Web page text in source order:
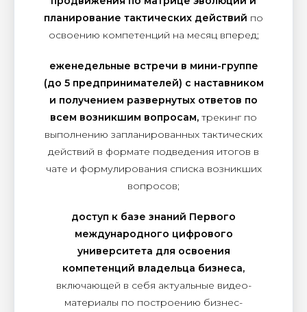
планирование тактических действий по
освоению компетенций на месяц вперед;
еженедельные встречи в мини-группе
(до 5 предпринимателей) с наставником
и получением развернутых ответов по
всем возникшим вопросам, трекинг по
выполнению запланированных тактических
действий в формате подведения итогов в
чате и формулирования списка возникших
вопросов;
доступ к базе знаний Первого
международного цифрового
университета для освоения
компетенций владельца бизнеса,
включающей в себя актуальные видео-
материалы по построению бизнес-